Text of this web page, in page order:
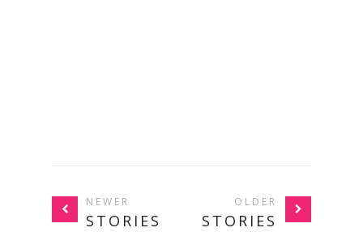
NEWER
STORIES
OLDER
STORIES